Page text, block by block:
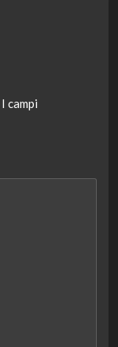
I campi